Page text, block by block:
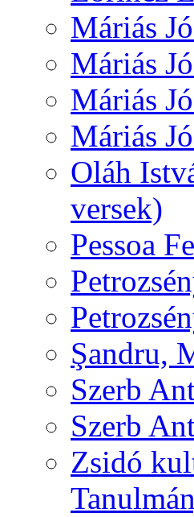
Máriás
Máriás
Máriás
Máriás
Oláh
versek)
Pessoa
Şandru,
Szerb
Szerb
Zsidó